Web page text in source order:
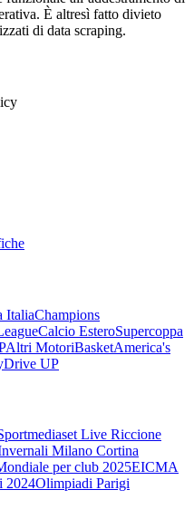
È altresì fatto divieto
di data scraping.
ItaliaChampions
Calcio EsteroSupercoppa
Altri MotoriBasketAmerica's
Drive UP
Live Riccione
Milano Cortina
per club 2025EICMA
2024Olimpiadi Parigi